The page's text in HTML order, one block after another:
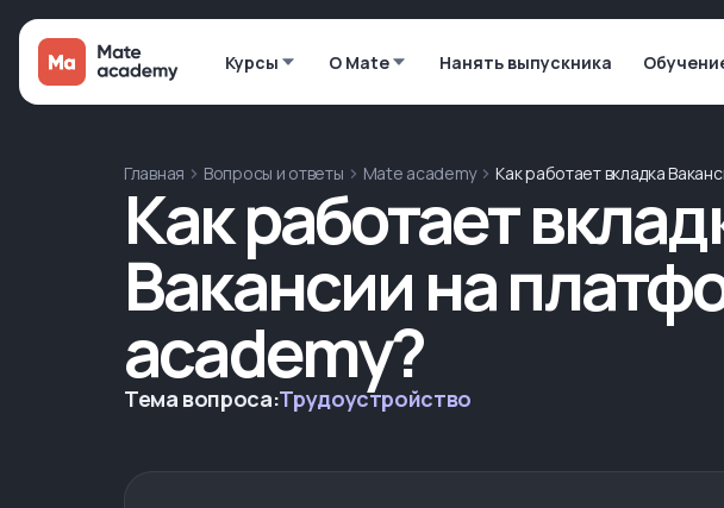
Курсы О Mate Нанять выпускника
Главная Вопросы и ответы Mate academy Как работает вкладка
Как работает
Вакансии на
academy?
Тема вопроса:Трудоустройство